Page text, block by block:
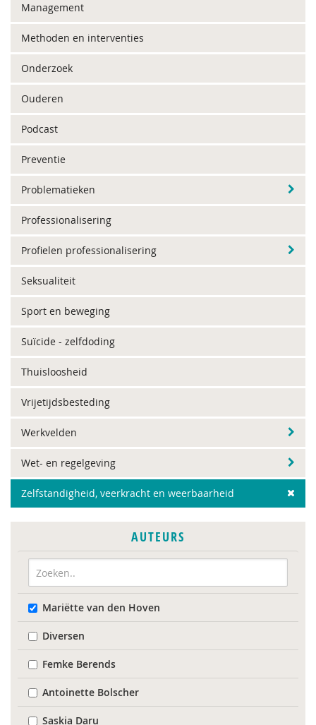
Management
Methoden en interventies
Onderzoek
Ouderen
Podcast
Preventie
Problematieken
Professionalisering
Profielen professionalisering
Seksualiteit
Sport en beweging
Suïcide - zelfdoding
Thuisloosheid
Vrijetijdsbesteding
Werkvelden
Wet- en regelgeving
Zelfstandigheid, veerkracht en weerbaarheid
AUTEURS
Mariëtte van den Hoven
Diversen
Femke Berends
Antoinette Bolscher
Saskia Daru